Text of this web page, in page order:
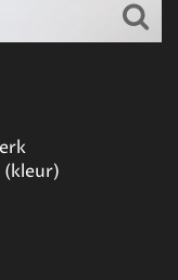
(kleur)